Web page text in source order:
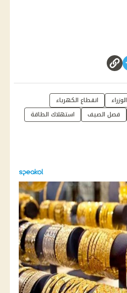
الوزراء
انقطاع الكهرباء
فصل الصيف استهلاك الطاقة